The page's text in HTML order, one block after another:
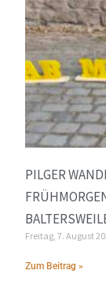
PILGER
Freitag, 7. August
Zum Beitrag »